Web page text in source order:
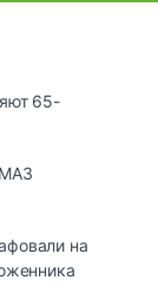
65-
на